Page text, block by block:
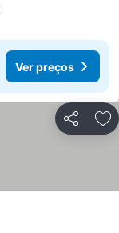
Ver preços
Partilhar